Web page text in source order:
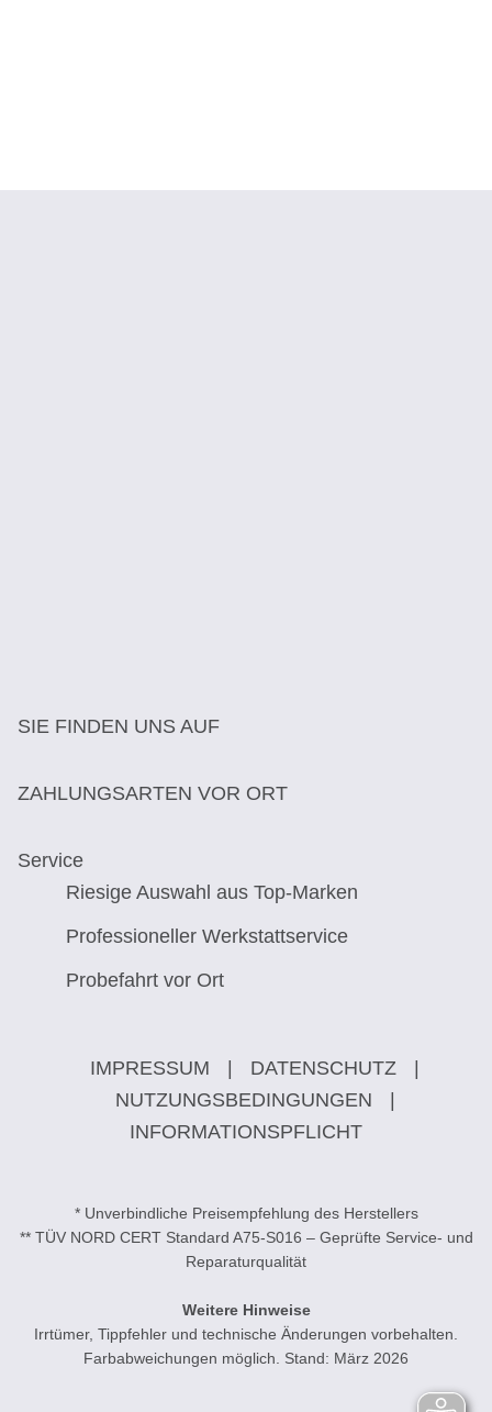
SIE FINDEN UNS AUF
ZAHLUNGSARTEN VOR ORT
Service
Riesige Auswahl aus Top-Marken
Professioneller Werkstattservice
Probefahrt vor Ort
IMPRESSUM DATENSCHUTZ
NUTZUNGSBEDINGUNGEN
INFORMATIONSPFLICHT
* Unverbindliche Preisempfehlung des Herstellers
** TÜV NORD CERT Standard A75-S016 – Geprüfte Service- und
Reparaturqualität
Weitere Hinweise
Irrtümer, Tippfehler und technische Änderungen vorbehalten.
Farbabweichungen möglich. Stand: März 2026